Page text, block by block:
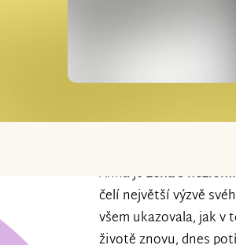
Anna je žena s
čelí největší výzvě
všem ukazovala, jak v